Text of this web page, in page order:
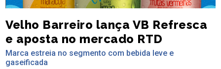
Velho Barreiro lança VB Refresca
e aposta no mercado RTD
Marca estreia no segmento com bebida leve e
gaseificada